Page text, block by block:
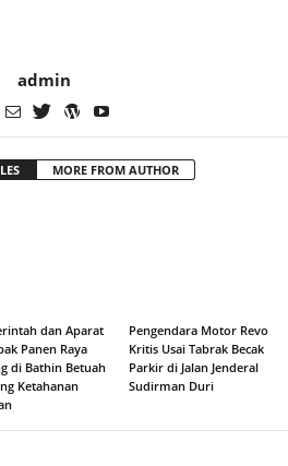
admin
MORE FROM AUTHOR
dan Aparat
Panen Raya
di Bathin Betuah
Ketahanan
Pengendara Motor Revo
Kritis Usai Tabrak Becak
Parkir di Jalan Jenderal
Sudirman Duri